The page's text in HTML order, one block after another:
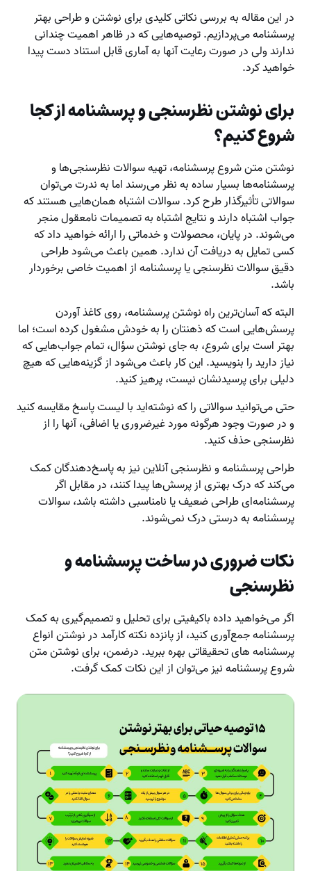
در این مقاله به بررسی نکاتی کلیدی برای نوشتن و طراحی بهتر
پرسشنامه می‌پردازیم. توصیه‌هایی که در ظاهر اهمیت چندانی
ندارند ولی در صورت رعایت آنها به آماری قابل استناد دست پیدا
خواهید کرد.
برای نوشتن نظرسنجی و پرسشنامه از کجا
شروع کنیم؟
نوشتن متن شروع پرسشنامه، تهیه سوالات نظرسنجی‌ها و
پرسشنامه‌ها بسیار ساده به نظر می‌رسند اما به ندرت می‌توان
سوالاتی تأثیرگذار طرح کرد. سوالات اشتباه همان‌هایی هستند که
جواب اشتباه دارند و نتایج اشتباه به تصمیمات نامعقول منجر
می‌شوند. در پایان، محصولات و خدماتی را ارائه خواهید داد که
کسی تمایل به دریافت آن ندارد. همین باعث می‌شود طراحی
دقیق سوالات نظرسنجی یا پرسشنامه از اهمیت خاصی برخوردار
باشد.
البته که آسان‌ترین راه نوشتن پرسشنامه، روی کاغذ آوردن
پرسش‌هایی است که ذهنتان را به خودش مشغول کرده است؛ اما
بهتر است برای شروع، به جای نوشتن سؤال، تمام جواب‌هایی که
نیاز دارید را بنویسید. این کار باعث می‌شود از گزینه‌هایی که هیچ
دلیلی برای پرسیدنشان نیست، پرهیز کنید.
حتی می‌توانید سوالاتی را که نوشته‌اید با لیست پاسخ مقایسه کنید
و در صورت وجود هرگونه مورد غیرضروری یا اضافی، آنها را از
نظرسنجی حذف کنید.
طراحی پرسشنامه و نظرسنجی آنلاین نیز به پاسخ‌دهندگان کمک
می‌کند که درک بهتری از پرسش‌ها پیدا کنند، در مقابل اگر
پرسشنامه‌ای طراحی ضعیف یا نامناسبی داشته باشد، سوالات
پرسشنامه به درستی درک نمی‌شوند.
نکات ضروری در ساخت پرسشنامه و
نظرسنجی
اگر می‌خواهید داده با‌کیفیتی برای تحلیل و تصمیم‌گیری به کمک
پرسشنامه جمع‌آوری کنید، از پانزده نکته کارآمد در نوشتن انواع
پرسشنامه های تحقیقاتی بهره ببرید. درضمن، برای نوشتن متن
شروع پرسشنامه نیز می‌توان از این نکات کمک گرفت.